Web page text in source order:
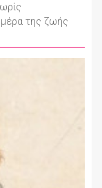
της ζωής